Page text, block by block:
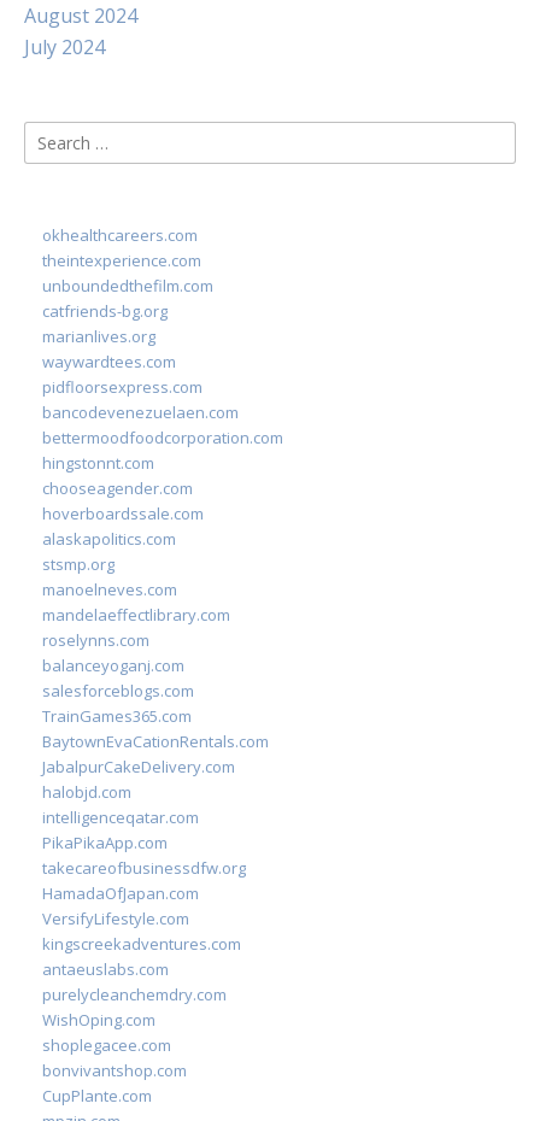
August 2024
July 2024
Search
for:
okhealthcareers.com
theintexperience.com
unboundedthefilm.com
catfriends-bg.org
marianlives.org
waywardtees.com
pidfloorsexpress.com
bancodevenezuelaen.com
bettermoodfoodcorporation.com
hingstonnt.com
chooseagender.com
hoverboardssale.com
alaskapolitics.com
stsmp.org
manoelneves.com
mandelaeffectlibrary.com
roselynns.com
balanceyoganj.com
salesforceblogs.com
TrainGames365.com
BaytownEvaCationRentals.com
JabalpurCakeDelivery.com
halobjd.com
intelligenceqatar.com
PikaPikaApp.com
takecareofbusinessdfw.org
HamadaOfJapan.com
VersifyLifestyle.com
kingscreekadventures.com
antaeuslabs.com
purelycleanchemdry.com
WishOping.com
shoplegacee.com
bonvivantshop.com
CupPlante.com